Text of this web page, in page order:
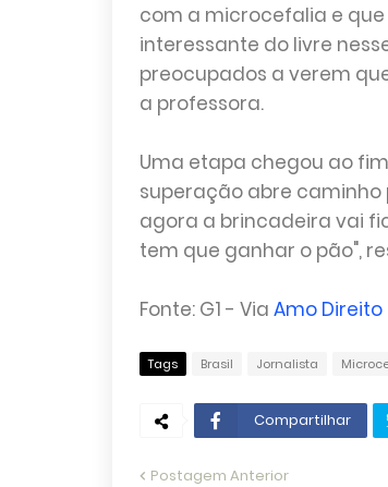
com a microcefalia e
interessante do livre
preocupados a verem
a professora.
Uma etapa chegou ao
superação abre caminho
agora a brincadeira vai
tem que ganhar o pão",
Fonte: G1 - Via Amo Direito
Tags Brasil Jornalista
Compartilhar
Postagem Anterior